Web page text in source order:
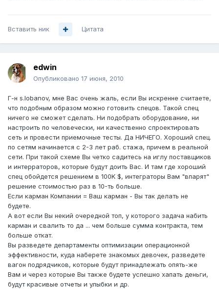
Вставить ник Цитата
edwin
Опубликовано 17 июня, 2010
Г-н s.lobanov, мне Вас очень жаль, если Вы искренне считаете,
что подобным образом можно готовить спецов. Такой спец
ничего не сможет сделать. Ни подобрать оборудование, ни
настроить по человечески, ни качественно спроектировать
сеть и провести приемочные тесты. Да НИЧЕГО. Хороший спец.
по сетям начинается с 2-3 лет раб. стажа, причем в реальной
сети. При такой схеме Вы четко садитесь на иглу поставщиков
и интерраторов, которые будут доить Вас. И там где хороший
спец обойдется решением в 100K $, интеграторы Вам "впарят"
решение стоимостью раз в 10-ть больше.
Если карман Компании = Ваш карман - Вы так делать не
будете.
А вот если Вы некий очередной топ, у которого задача набить
карман и свалить то да ... чем больше сумма контракта, тем
больше откат.
Вы разведете департаменты оптимизации операционной
эффективности, куда наберете знакомых девочек, разведете
вагон подрядчиков, которые будут принадлежать опять-же
Вам и через которые Вы также будете успешно хапать деньги,
будут красивые отчеты и улыбки и др.